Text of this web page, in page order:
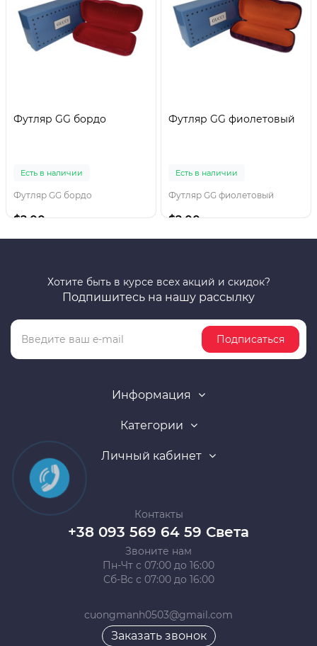
Футляр GG бордо
Есть в наличии
Футляр GG бордо
$2.00
Футляр GG фиолетовый
Есть в наличии
Футляр GG фиолетовый
$2.00
Хотите быть в курсе всех акций и скидок?
Подпишитесь на нашу рассылку
Подписаться
Информация
Категории
Личный кабинет
Контакты
+38 093 569 64 59 Света
Звоните нам
Пн-Чт с 07:00 до 16:00
Сб-Вс с 07:00 до 16:00
cuongmanh0503@gmail.com
Заказать звонок